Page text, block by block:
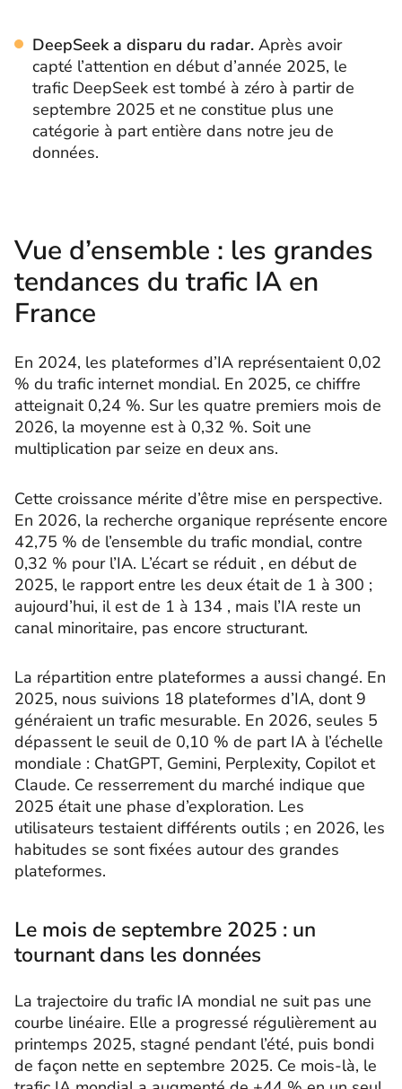
DeepSeek a disparu du radar. Après avoir
capté l’attention en début d’année 2025, le
trafic DeepSeek est tombé à zéro à partir de
septembre 2025 et ne constitue plus une
catégorie à part entière dans notre jeu de
données.
Vue d’ensemble : les grandes
tendances du trafic IA en
France
En 2024, les plateformes d’IA représentaient 0,02
% du trafic internet mondial. En 2025, ce chiffre
atteignait 0,24 %. Sur les quatre premiers mois de
2026, la moyenne est à 0,32 %. Soit une
multiplication par seize en deux ans.
Cette croissance mérite d’être mise en perspective.
En 2026, la recherche organique représente encore
42,75 % de l’ensemble du trafic mondial, contre
0,32 % pour l’IA. L’écart se réduit , en début de
2025, le rapport entre les deux était de 1 à 300 ;
aujourd’hui, il est de 1 à 134 , mais l’IA reste un
canal minoritaire, pas encore structurant.
La répartition entre plateformes a aussi changé. En
2025, nous suivions 18 plateformes d’IA, dont 9
généraient un trafic mesurable. En 2026, seules 5
dépassent le seuil de 0,10 % de part IA à l’échelle
mondiale : ChatGPT, Gemini, Perplexity, Copilot et
Claude. Ce resserrement du marché indique que
2025 était une phase d’exploration. Les
utilisateurs testaient différents outils ; en 2026, les
habitudes se sont fixées autour des grandes
plateformes.
Le mois de septembre 2025 : un
tournant dans les données
La trajectoire du trafic IA mondial ne suit pas une
courbe linéaire. Elle a progressé régulièrement au
printemps 2025, stagné pendant l’été, puis bondi
de façon nette en septembre 2025. Ce mois-là, le